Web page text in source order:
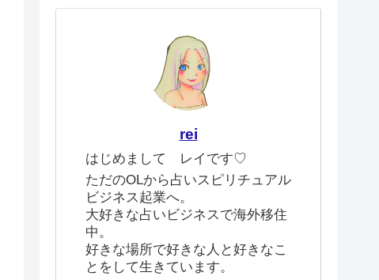
rei
はじめまして レイです♡
ただのOLから占いスピリチュアル
ビジネス起業へ。
大好きな占いビジネスで海外移住
中。
好きな場所で好きな人と好きなこ
とをして生きています。